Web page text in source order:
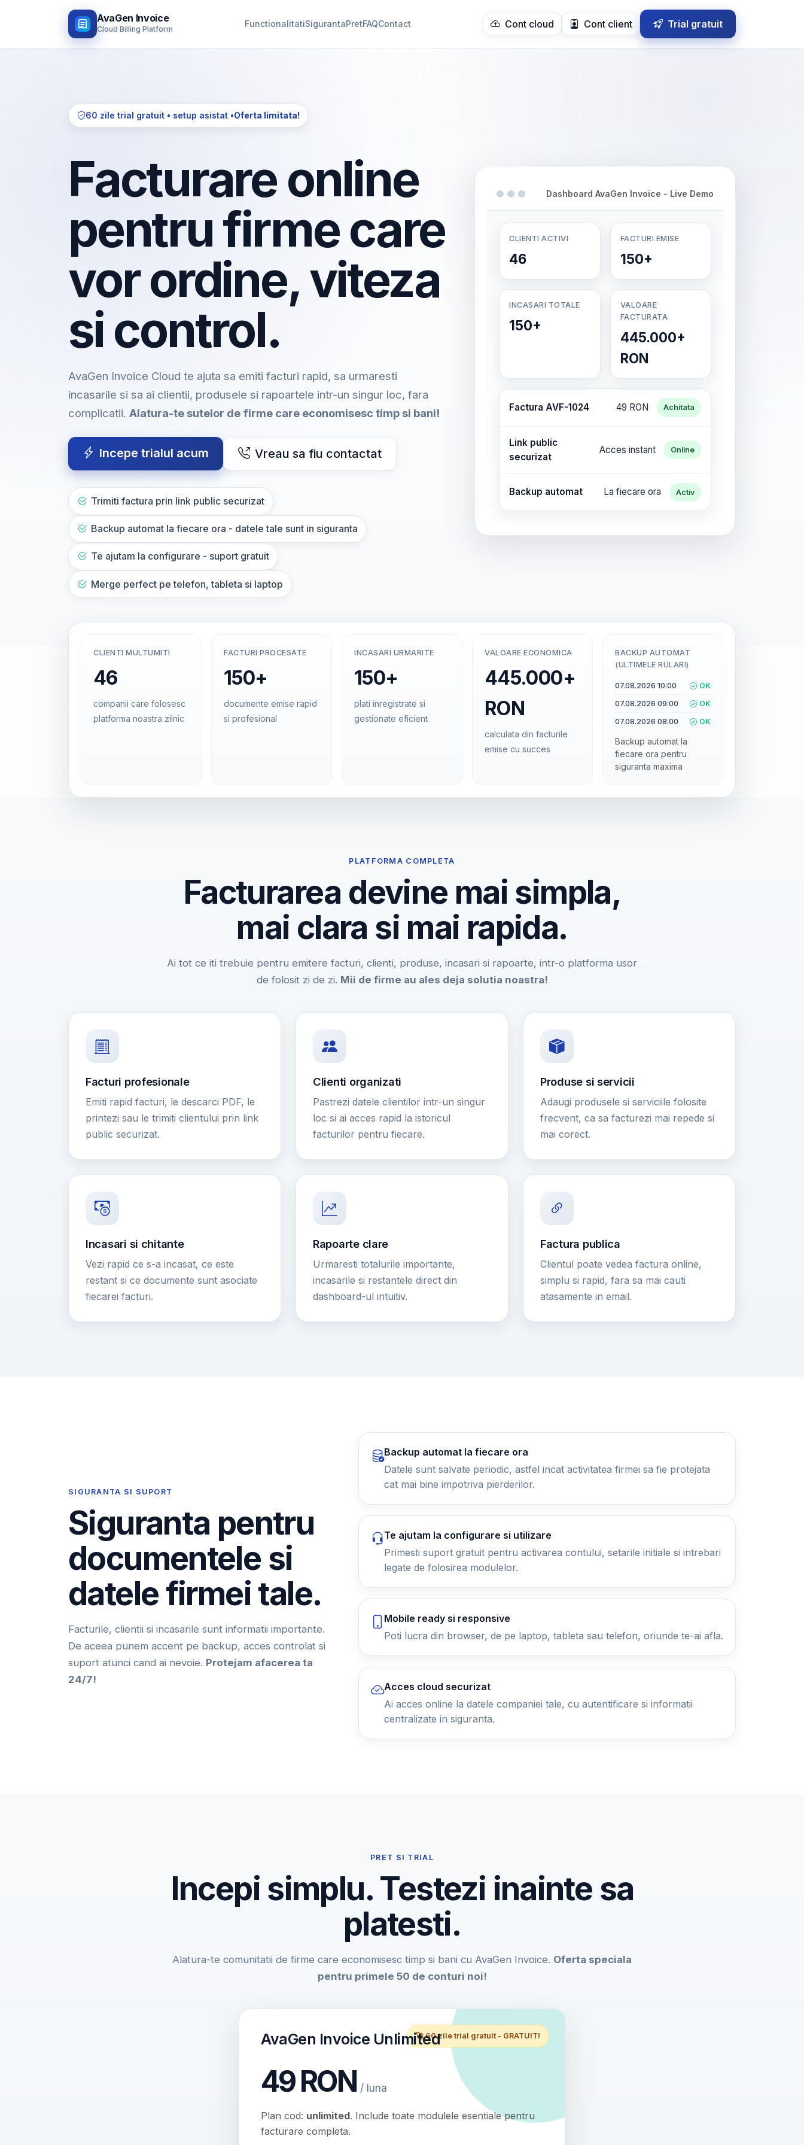
AvaGen Invoice
Cloud Billing Platform FunctionalitatiSigurantaPretFAQContact Cont cloud Cont client Trial gratuit
60 zile trial gratuit • setup asistat •Oferta limitata!
Facturare online
pentru firme care
vor ordine, viteza
si control.
AvaGen Invoice Cloud te ajuta sa emiti facturi rapid, sa urmaresti
incasarile si sa ai clientii, produsele si rapoartele intr-un singur loc, fara
complicatii. Alatura-te sutelor de firme care economisesc timp si bani!
Incepe trialul acum Vreau sa fiu contactat
Trimiti factura prin link public securizat
Backup automat la fiecare ora - datele tale sunt in siguranta
Te ajutam la configurare - suport gratuit
Merge perfect pe telefon, tableta si laptop
Dashboard AvaGen Invoice - Live Demo
CLIENTI ACTIVI
46
FACTURI EMISE
150+
INCASARI TOTALE
150+
VALOARE
FACTURATA
445.000+
RON
Factura AVF-1024 49 RON Achitata
Link public
securizat
Acces instant Online
Backup automat La fiecare ora Activ
CLIENTI MULTUMITI
46
companii care folosesc
platforma noastra zilnic
FACTURI PROCESATE
150+
documente emise rapid
si profesional
INCASARI URMARITE
150+
plati inregistrate si
gestionate eficient
VALOARE ECONOMICA
445.000+
RON
calculata din facturile
emise cu succes
BACKUP AUTOMAT
(ULTIMELE RULARI)
07.08.2026 10:00
OK
07.08.2026 09:00
OK
07.08.2026 08:00
OK
Backup automat la
fiecare ora pentru
siguranta maxima
PLATFORMA COMPLETA
Facturarea devine mai simpla,
mai clara si mai rapida.
Ai tot ce iti trebuie pentru emitere facturi, clienti, produse, incasari si rapoarte, intr-o platforma usor
de folosit zi de zi. Mii de firme au ales deja solutia noastra!
Facturi profesionale
Emiti rapid facturi, le descarci PDF, le
printezi sau le trimiti clientului prin link
public securizat.
Clienti organizati
Pastrezi datele clientilor intr-un singur
loc si ai acces rapid la istoricul
facturilor pentru fiecare.
Produse si servicii
Adaugi produsele si serviciile folosite
frecvent, ca sa facturezi mai repede si
mai corect.
Incasari si chitante
Vezi rapid ce s-a incasat, ce este
restant si ce documente sunt asociate
fiecarei facturi.
Rapoarte clare
Urmaresti totalurile importante,
incasarile si restantele direct din
dashboard-ul intuitiv.
Factura publica
Clientul poate vedea factura online,
simplu si rapid, fara sa mai cauti
atasamente in email.
SIGURANTA SI SUPORT
Siguranta pentru
documentele si
datele firmei tale.
Facturile, clientii si incasarile sunt informatii importante.
De aceea punem accent pe backup, acces controlat si
suport atunci cand ai nevoie. Protejam afacerea ta
24/7!
Backup automat la fiecare ora
Datele sunt salvate periodic, astfel incat activitatea firmei sa fie protejata
cat mai bine impotriva pierderilor.
Te ajutam la configurare si utilizare
Primesti suport gratuit pentru activarea contului, setarile initiale si intrebari
legate de folosirea modulelor.
Mobile ready si responsive
Poti lucra din browser, de pe laptop, tableta sau telefon, oriunde te-ai afla.
Acces cloud securizat
Ai acces online la datele companiei tale, cu autentificare si informatii
centralizate in siguranta.
PRET SI TRIAL
Incepi simplu. Testezi inainte sa
platesti.
Alatura-te comunitatii de firme care economisesc timp si bani cu AvaGen Invoice. Oferta speciala
pentru primele 50 de conturi noi!
🚀 60 zile trial gratuit - GRATUIT!
AvaGen Invoice Unlimited
49 RON / luna
Plan cod: unlimited. Include toate modulele esentiale pentru
facturare completa.